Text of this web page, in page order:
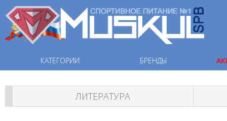
КАТЕГОРИИ БРЕНДЫ
ЛИТЕРАТУРА